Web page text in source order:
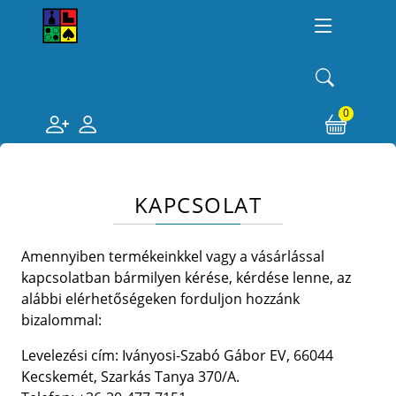
0
KAPCSOLAT
Amennyiben termékeinkkel vagy a vásárlással
kapcsolatban bármilyen kérése, kérdése lenne, az
alábbi elérhetőségeken forduljon hozzánk
bizalommal:
Levelezési cím: Iványosi-Szabó Gábor EV, 66044
Kecskemét, Szarkás Tanya 370/A.